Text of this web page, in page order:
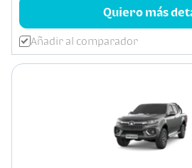
Quiero más
Añadir al comparador